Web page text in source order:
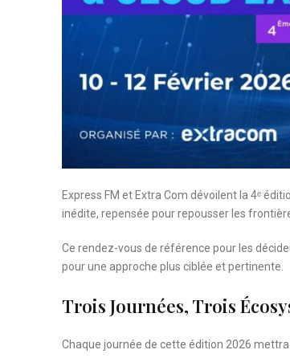
Express FM et Extra Com dévoilent la 4ᵉ
inédite, repensée pour repousser les
Ce rendez-vous de référence pour les
pour une approche plus ciblée et pertinente.
Trois Journées, Trois
Chaque journée de cette édition 2026